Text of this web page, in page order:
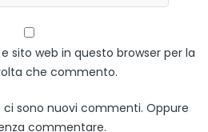
sito web in questo browser per la
che commento.
ci sono nuovi commenti. Oppure
commentare.